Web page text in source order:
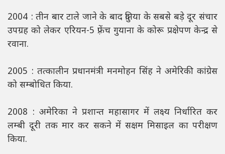
2004 : तीन बार टाले जाने के बाद दुनिया के सबसे बड़े दूर संचार
उपग्रह को लेकर एरियन-5 फ़्रेंच गुयाना के कोरू प्रक्षेपण केन्द्र से
रवाना.
2005 : तत्कालीन प्रधानमंत्री मनमोहन सिंह ने अमेरिकी कांग्रेस
को सम्बोधित किया.
2008 : अमेरिका ने प्रशान्त महासागर में लक्ष्य निर्धारित कर
लम्बी दूरी तक मार कर सकने में सक्षम मिसाइल का परीक्षण
किया.